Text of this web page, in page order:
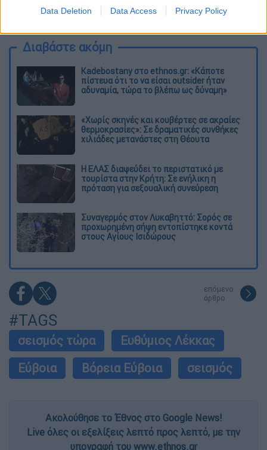
Data Deletion Data Access Privacy Policy
καταχώρηση
Διαβάστε ακόμη
Kadebostany στο ethnos.gr: «Κάποτε
πίστευα ότι το να είσαι outsider ήταν
αδυναμία, τώρα το βλέπω ως δύναμη»
«Χωρίς σκηνές και κουβέρτες σε ακραίες
θερμοκρασίες»: Σε δραματικές συνθήκες
χιλιάδες μετανάστες στη Θέουτα
Η ΕΛΑΣ διαψεύδει το περιστατικό με
τουρίστα στην Κρήτη: Σε ενήλικη η
πρόταση για σεξουαλική συνεύρεση
Συναγερμός στον Λυκαβηττό: Σορός σε
προχωρημένη σήψη εντοπίστηκε κοντά
στους Αγίους Ισιδώρους
επόμενο
άρθρο
#TAGS
σεισμός τώρα
Ευθύμιος Λέκκας
Εύβοια
Βόρεια Εύβοια σεισμός
Ακολούθησε το Έθνος στο Google News!
Live όλες οι εξελίξεις λεπτό προς λεπτό, με την
υπογραφή του www.ethnos.gr